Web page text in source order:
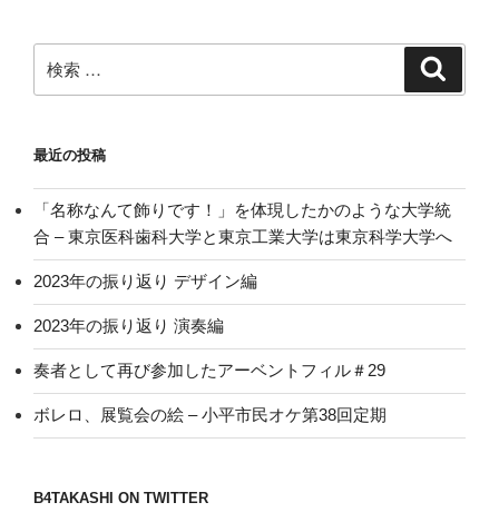
索:
最近の投稿
「名称なんて飾りです！」を体現したかのような大学統
合 – 東京医科歯科大学と東京工業大学は東京科学大学へ
2023年の振り返り デザイン編
2023年の振り返り 演奏編
奏者として再び参加したアーベントフィル＃29
ボレロ、展覧会の絵 – 小平市民オケ第38回定期
B4TAKASHI ON TWITTER